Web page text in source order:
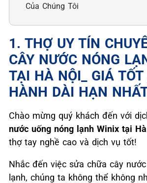
Của Chúng Tôi
1. THỢ UY TÍN
CÂY NƯỚC NÓNG
TẠI HÀ NỘI_ GIÁ TỐT
HÀNH DÀI HẠN
Chào mừng quý khách đến với
nước uống nóng lạnh Winix tại
thợ tay nghề cao và dịch vụ tốt!
Nhắc đến việc sửa chữa cây
lạnh, chúng ta không thể không